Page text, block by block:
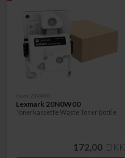
Lexmark 20N0W00
Tonerkassette Waste Toner Bottle
172,00 DKK